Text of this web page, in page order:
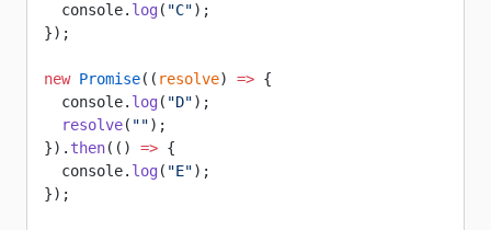
  console.
log( "C");
});
new Promise(( resolve) => {
  console.
log( "D");
  resolve
( "");
}). then(() => {
  console.
log( "E");
});